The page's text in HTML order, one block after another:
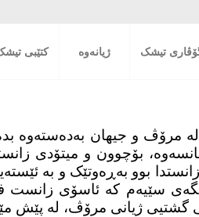
تیشک ژیانەوە کتێبی
لە مرۆڤ و جیهان
بۆچوون و میتۆدی
بوو بەڕەوتێک و بە
سێیەم کە ئاسۆی زانست
ژیانی مرۆڤ، لە پێش